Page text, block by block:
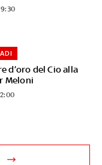
d’oro del Cio alla
Meloni